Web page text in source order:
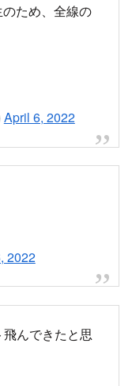
ため、全線の
April 6, 2022
2022
んできたと思